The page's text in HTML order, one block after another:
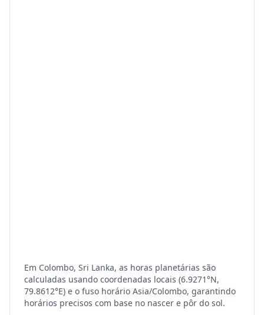
Em Colombo, Sri Lanka, as horas planetárias são
calculadas usando coordenadas locais (6.9271°N,
79.8612°E) e o fuso horário Asia/Colombo, garantindo
horários precisos com base no nascer e pôr do sol.